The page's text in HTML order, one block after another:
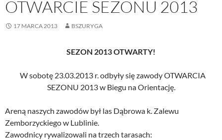
OTWARCIE SEZONU 2013
17 MARCA 2013 BSZURYGA
SEZON 2013 OTWARTY!
W sobotę 23.03.2013 r. odbyły się zawody OTWARCIA
SEZONU 2013 w Biegu na Orientację.
Areną naszych zawodów był las Dąbrowa k. Zalewu
Zemborzyckiego w Lublinie.
Zawodnicy rywalizowali na trzech tarasach: